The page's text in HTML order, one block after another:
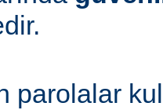
parolalar